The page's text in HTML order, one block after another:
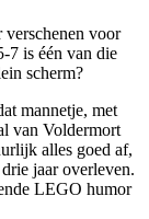
verschenen voor
7 is één van die
scherm?
mannetje, met
van Voldermort
alles goed af,
jaar overleven.
LEGO humor